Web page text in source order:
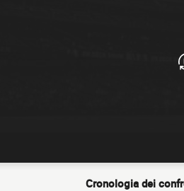
Cronologia dei